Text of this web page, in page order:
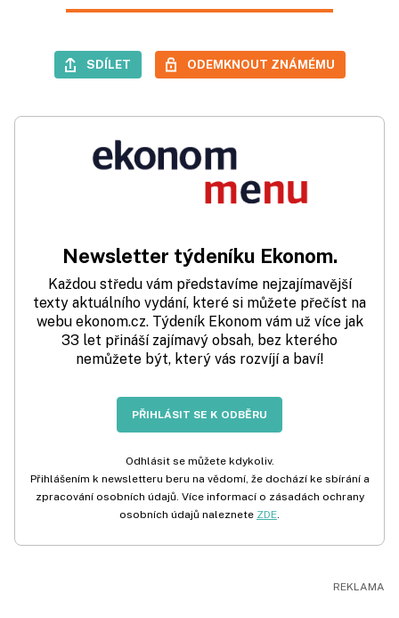
SDÍLET ODEMKNOUT ZNÁMÉMU
Newsletter týdeníku Ekonom.
Každou středu vám představíme nejzajímavější
texty aktuálního vydání, které si můžete přečíst na
webu ekonom.cz. Týdeník Ekonom vám už více jak
33 let přináší zajímavý obsah, bez kterého
nemůžete být, který vás rozvíjí a baví!
PŘIHLÁSIT SE K ODBĚRU
Odhlásit se můžete kdykoliv.
Přihlášením k newsletteru beru na vědomí, že dochází ke sbírání a
zpracování osobních údajů. Více informací o zásadách ochrany
osobních údajů naleznete ZDE.